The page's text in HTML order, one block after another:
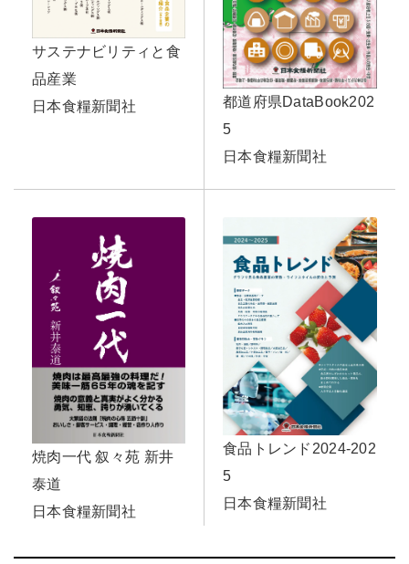
サステナビリティと食
品産業
日本食糧新聞社
都道府県DataBook202
5
日本食糧新聞社
焼肉一代 叙々苑 新井
泰道
日本食糧新聞社
食品トレンド2024-202
5
日本食糧新聞社